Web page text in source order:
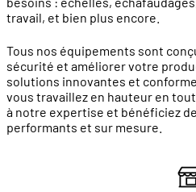
travail, et bien plus encore.
Tous nos équipements sont
sécurité et améliorer votre
solutions innovantes et
vous travaillez en hauteur en
à notre expertise et bénéficiez
performants et sur mesure.